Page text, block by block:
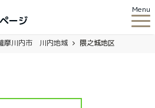
ージ
Menu
摩川内市 川内地域 隈之城地区